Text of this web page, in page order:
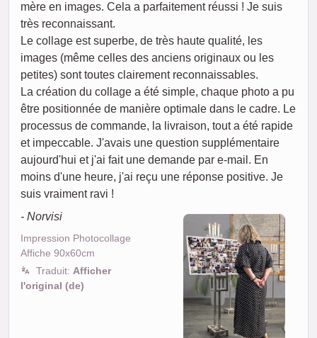
mère en images. Cela a parfaitement réussi ! Je suis
très reconnaissant.
Le collage est superbe, de très haute qualité, les
images (même celles des anciens originaux ou les
petites) sont toutes clairement reconnaissables.
La création du collage a été simple, chaque photo a pu
être positionnée de manière optimale dans le cadre. Le
processus de commande, la livraison, tout a été rapide
et impeccable. J'avais une question supplémentaire
aujourd'hui et j'ai fait une demande par e-mail. En
moins d'une heure, j'ai reçu une réponse positive. Je
suis vraiment ravi !
- Norvisi
Impression Photocollage
Affiche 90x60cm
Traduit: Afficher
l'original (de)